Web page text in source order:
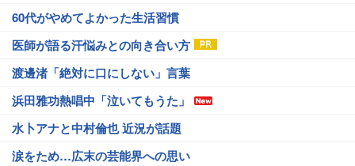
60代がやめてよかった生活習慣
医師が語る汗悩みとの向き合い方
渡邊渚「絶対に口にしない」言葉
浜田雅功熱唱中「泣いてもうた」
水卜アナと中村倫也 近況が話題
涙をため…広末の芸能界への思い